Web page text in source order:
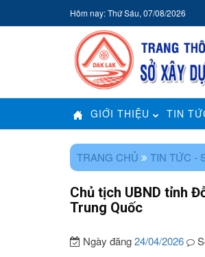
Hôm nay: Thứ Sáu, 07/08/2026
GIỚI THIỆU TIN
TRANG CHỦ TIN TỨC -
Chủ tịch UBND tỉnh
Trung Quốc
Ngày đăng24/04/2026